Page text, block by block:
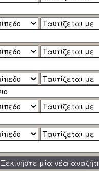
Ξεκινήστε μία νέα